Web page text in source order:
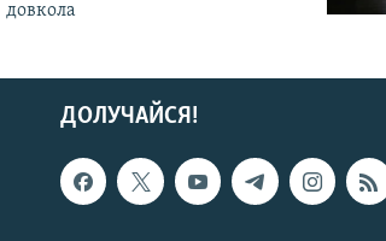
довкола
ДОЛУЧАЙСЯ!